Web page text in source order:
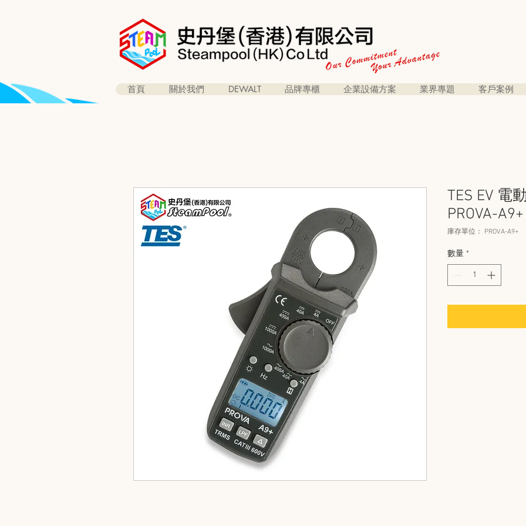
首頁 關於我們 DEWALT 品牌專櫃 企業設備方案 業界專題 客戶案例
TES EV 電
PROVA-A9+
庫存單位： PROVA-A9+
數量 *